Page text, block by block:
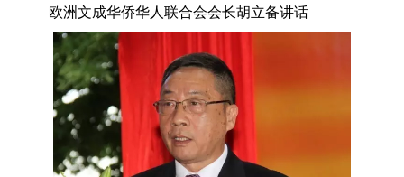
欧洲文成华侨华人联合会会长胡立备讲话